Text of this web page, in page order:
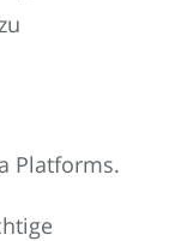
Platforms.